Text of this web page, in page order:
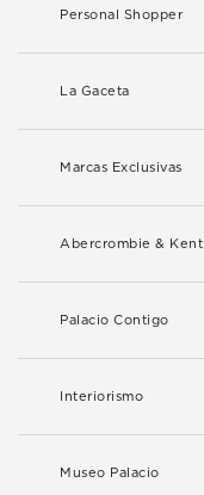
Personal Shopper
La Gaceta
Marcas Exclusivas
Abercrombie & Kent
Palacio Contigo
Interiorismo
Museo Palacio